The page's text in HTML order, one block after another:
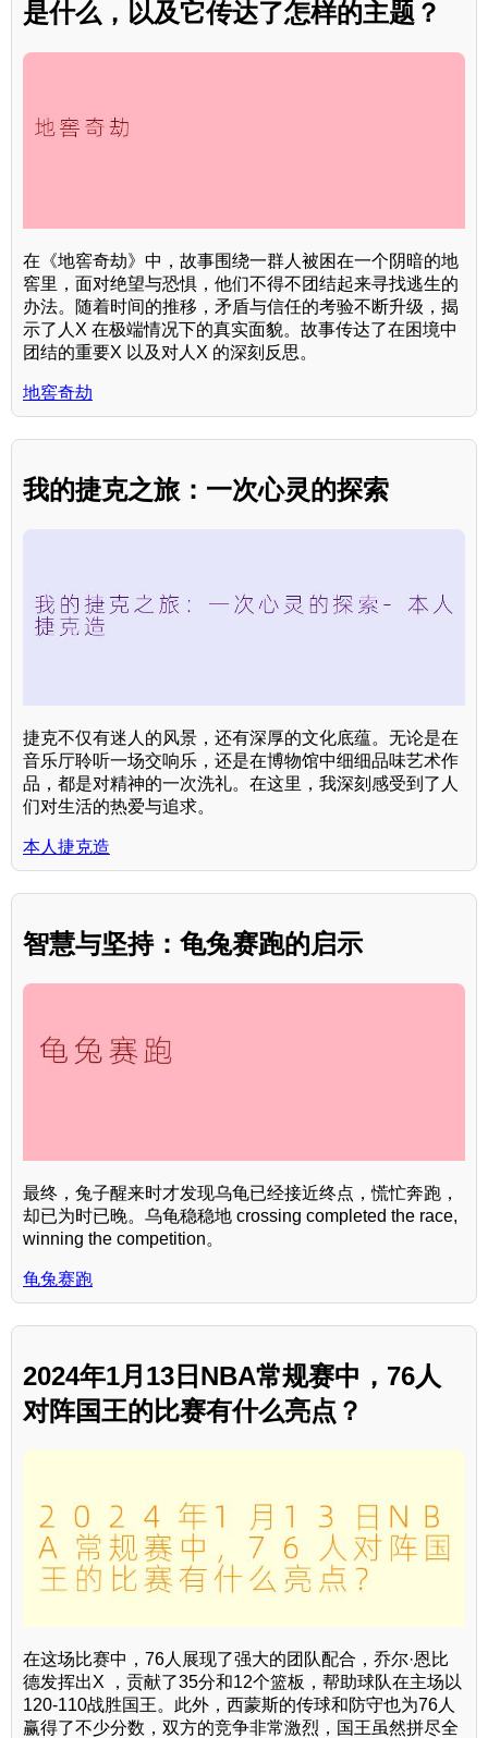
是什么，以及它传达了怎样的主题？
在《地窖奇劫》中，故事围绕一群人被困在一个阴暗的地
窖里，面对绝望与恐惧，他们不得不团结起来寻找逃生的
办法。随着时间的推移，矛盾与信任的考验不断升级，揭
示了人X 在极端情况下的真实面貌。故事传达了在困境中
团结的重要X 以及对人X 的深刻反思。
地窖奇劫
我的捷克之旅：一次心灵的探索
捷克不仅有迷人的风景，还有深厚的文化底蕴。无论是在
音乐厅聆听一场交响乐，还是在博物馆中细细品味艺术作
品，都是对精神的一次洗礼。在这里，我深刻感受到了人
们对生活的热爱与追求。
本人捷克造
智慧与坚持：龟兔赛跑的启示
最终，兔子醒来时才发现乌龟已经接近终点，慌忙奔跑，
却已为时已晚。乌龟稳稳地 crossing completed the race,
winning the competition。
龟兔赛跑
2024年1月13日NBA常规赛中，76人
对阵国王的比赛有什么亮点？
在这场比赛中，76人展现了强大的团队配合，乔尔·恩比
德发挥出X ，贡献了35分和12个篮板，帮助球队在主场以
120-110战胜国王。此外，西蒙斯的传球和防守也为76人
赢得了不少分数，双方的竞争非常激烈，国王虽然拼尽全